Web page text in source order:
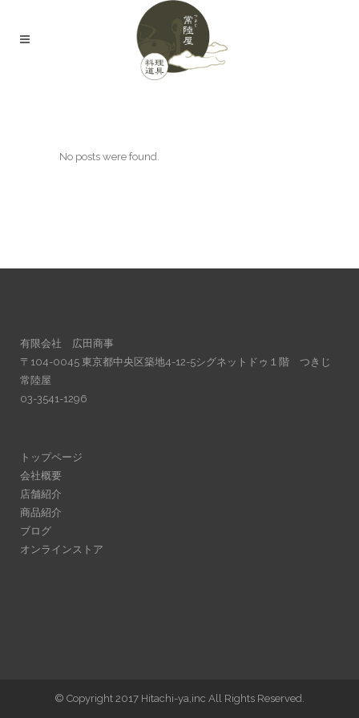
No posts were found.
有限会社 広田商事
〒104-0045 東京都中央区築地4-12-5シグネットドゥ１階 つきじ
常陸屋
03-3541-1296
トップページ
会社概要
店舗紹介
商品紹介
ブログ
オンラインストア
© Copyright 2017 Hitachi-ya,inc All Rights Reserved.